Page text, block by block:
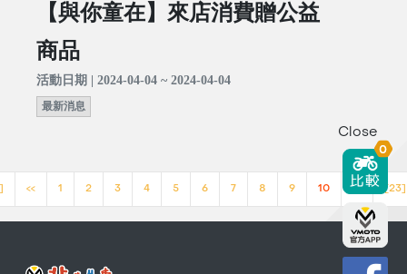
【與你童在】來店消費贈公益
商品
活動日期 | 2024-04-04 ~ 2024-04-04
最新消息
<< 1 2 3 4 5 6 7 8 9 10 >> [23]
Close
0